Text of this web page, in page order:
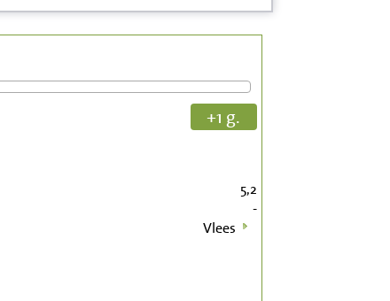
+1 g.
5,2
-
Vlees